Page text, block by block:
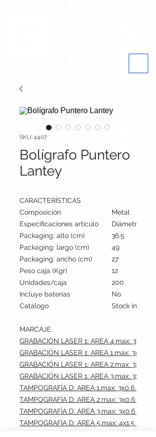
SKU: 4407
Bolígrafo Puntero
Lantey
CARACTERÍSTICAS
Composición
Metal
Especificaciones artículo
Diámetro: 1.1
Packaging: alto (cm)
36.5
Packaging: largo (cm)
49
Packaging: ancho (cm)
27
Peso caja (Kgr)
12
Unidades/caja
200
Incluye baterías
No
Catálogo
Stock
MARCAJE
GRABACIÓN LASER 1: AREA 4.max: 3x0.3
GRABACIÓN LASER 1: AREA 1.max: 3x0.6 cm
GRABACIÓN LASER 1: AREA 2.max: 3x0.6
GRABACIÓN LASER 1: AREA 3.max: 3x0.6
TAMPOGRAFÍA D: AREA 1.max: 3x0.6 cm
TAMPOGRAFÍA D: AREA 2.max: 3x0.6 cm
TAMPOGRAFÍA D: AREA 3.max: 3x0.6 cm
TAMPOGRAFÍA D: AREA 5.max: 4x1.5 cm